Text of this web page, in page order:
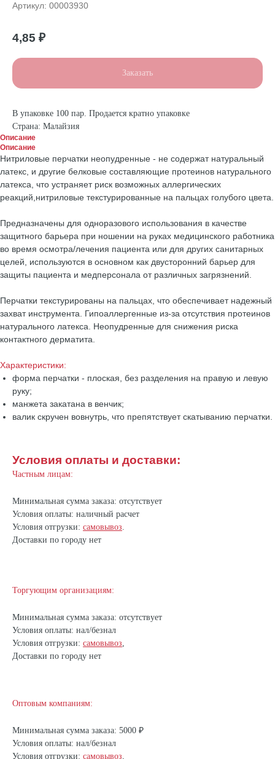
Артикул: 00003930
4,85 ₽
Заказать
В упаковке 100 пар. Продается кратно упаковке
Страна: Малайзия
Описание
Описание
Нитриловые перчатки неопудренные - не содержат натуральный
латекс, и другие белковые составляющие протеинов натурального
латекса, что устраняет риск возможных аллергических
реакций,нитриловые текстурированные на пальцах голубого цвета.
Предназначены для одноразового использования в качестве
защитного барьера при ношении на руках медицинского работника
во время осмотра/лечения пациента или для других санитарных
целей, используются в основном как двусторонний барьер для
защиты пациента и медперсонала от различных загрязнений.
Перчатки текстурированы на пальцах, что обеспечивает надежный
захват инструмента. Гипоаллергенные из-за отсутствия протеинов
натурального латекса. Неопудренные для снижения риска
контактного дерматита.
Характеристики:
форма перчатки - плоская, без разделения на правую и левую
руку;
манжета закатана в венчик;
валик скручен вовнутрь, что препятствует скатыванию перчатки.
Условия оплаты и доставки:
Частным лицам:
Минимальная сумма заказа: отсутствует
Условия оплаты: наличный расчет
Условия отгрузки: самовывоз.
Доставки по городу нет
Торгующим организациям:
Минимальная сумма заказа: отсутствует
Условия оплаты: нал/безнал
Условия отгрузки: самовывоз,
Доставки по городу нет
Оптовым компаниям:
Минимальная сумма заказа: 5000 ₽
Условия оплаты: нал/безнал
Условия отгрузки: самовывоз,